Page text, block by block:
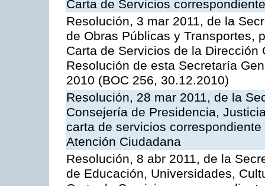
Carta de Servicios
Resolución, 3 mar 2011, de la
de Obras Públicas y Transportes,
Carta de Servicios de la
Resolución de esta Secretaría
2010 (BOC 256, 30.12.2010)
Resolución, 28 mar 2011, de la
Consejería de Presidencia,
carta de servicios
Atención Ciudadana
Resolución, 8 abr 2011, de la
de Educación, Universidades,